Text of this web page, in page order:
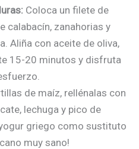
Coloca un filete de
calabacín, zanahorias y
Aliña con aceite de oliva,
15-20 minutos y disfruta
de maíz, rellénalas con
lechuga y pico de
griego como sustituto
muy sano!